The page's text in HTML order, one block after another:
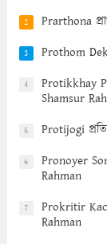
2 Prarthona
3 Prothom
4
Protikkhay
Shamsur
5 Protijogi
6
Pronoyer
Rahman
7
Prokritir
Rahman